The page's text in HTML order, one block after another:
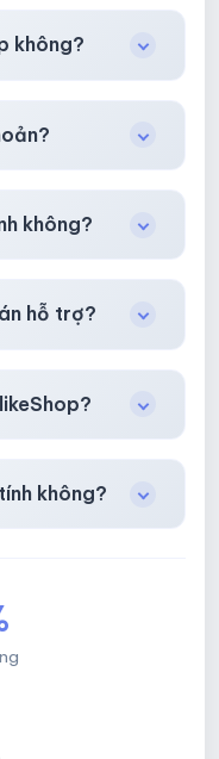
không?
không?
hỗ trợ?
không?